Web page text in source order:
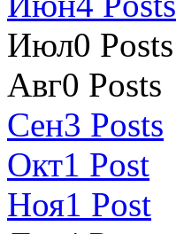
Июл0 Posts
Авг0 Posts
Сен3 Posts
Окт1 Post
Ноя1 Post